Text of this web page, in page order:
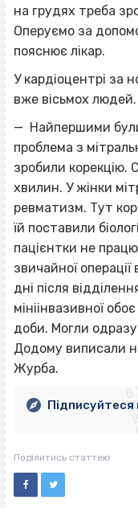
на грудях треба
Оперуємо за
пояснює лікар.
У кардіоцентрі за
вже вісьмох людей.
— Найпершими були
проблема з
зробили корекцію.
хвилин. У жінки
ревматизм. Тут
їй поставили
пацієнтки не
звичайної
дні після
мініінвазивної
доби. Могли
Додому виписали
Журба.
Підписуйтеся
Поділитись статтею